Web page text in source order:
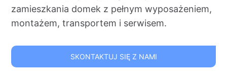
zamieszkania domek z pełnym wyposażeniem,
montażem, transportem i serwisem.
SKONTAKTUJ SIĘ Z NAMI